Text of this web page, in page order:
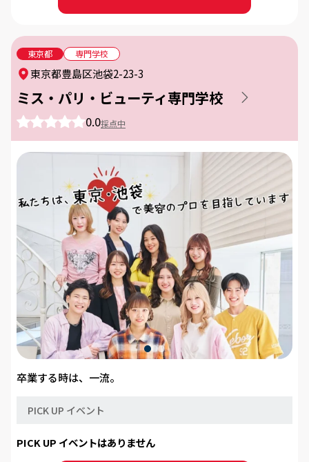
東京都 専門学校
ミス・パリ・ビューティ専門学校
0.0採点中
東京都豊島区池袋2-23-3
卒業する時は、一流。
PICK UP イベント
PICK UP イベントはありません
教育と社会に関わりたい
医療や福祉に関わりたい ITとテクノロジー
ビジネスに興味がある やっぱり公務員
スポーツに関わりたい アニメやゲームが好き
ネイチャー＆アニマル 憧れの芸能と音楽
学べる学問
目指せる職業